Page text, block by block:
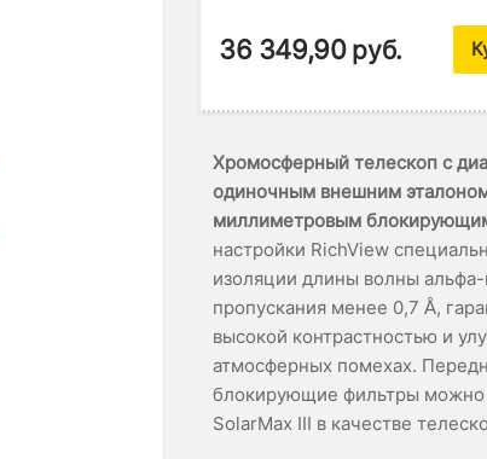
36 349,90 руб.
Хромосферный телескоп с
одиночным внешним
миллиметровым
настройки RichView
изоляции длины волны
пропускания менее 0,7 Å,
высокой контрастностью и
атмосферных помехах.
блокирующие фильтры можно
SolarMax III в качестве